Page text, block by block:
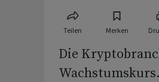
Teilen Merken
Die